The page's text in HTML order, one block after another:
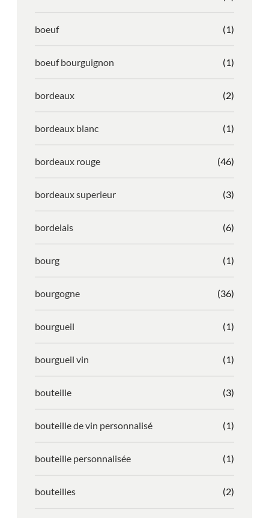
boeuf (1)
boeuf bourguignon (1)
bordeaux (2)
bordeaux blanc (1)
bordeaux rouge (46)
bordeaux superieur (3)
bordelais (6)
bourg (1)
bourgogne (36)
bourgueil (1)
bourgueil vin (1)
bouteille (3)
bouteille de vin personnalisé (1)
bouteille personnalisée (1)
bouteilles (2)